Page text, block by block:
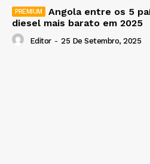
Angola entre os 5
diesel mais barato em 2025
Editor - 25 De Setembro, 2025